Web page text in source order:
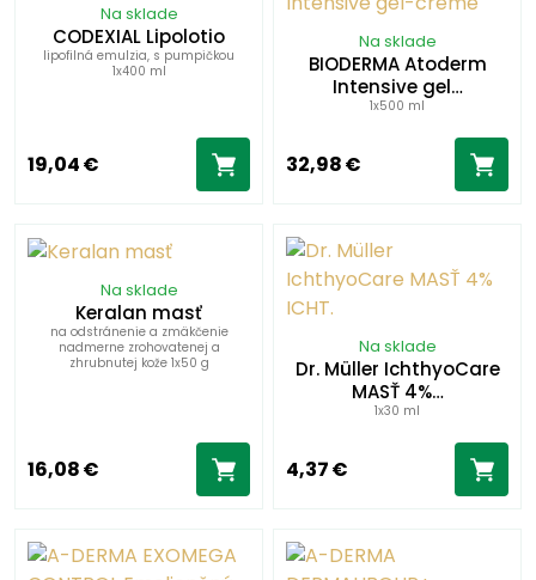
Na sklade
CODEXIAL Lipolotio
lipofilná emulzia, s pumpičkou
1x400 ml
19,04 €
Na sklade
BIODERMA Atoderm
Intensive gel…
1x500 ml
32,98 €
Na sklade
Keralan masť
na odstránenie a zmäkčenie
nadmerne zrohovatenej a
zhrubnutej kože 1x50 g
16,08 €
Na sklade
Dr. Müller IchthyoCare
MASŤ 4%…
1x30 ml
4,37 €